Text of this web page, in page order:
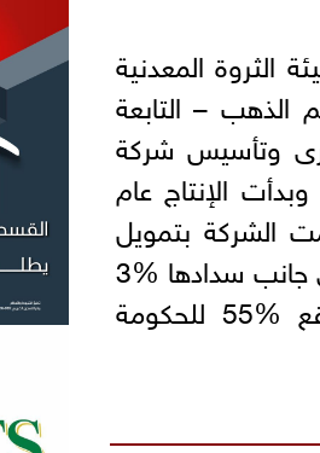
المعدنية
لمناجم الذهب – التابعة
وتأسيس شركة
الإنتاج عام
الشركة بتمويل
المشروع واسترداد كافة نفقاتها من عائد بيع الذهب، إلى جانب سدادها %3
إتاوة لهيئة الثروة المعدنية، مع اقتسام الأرباح بواقع %55 للحكومة